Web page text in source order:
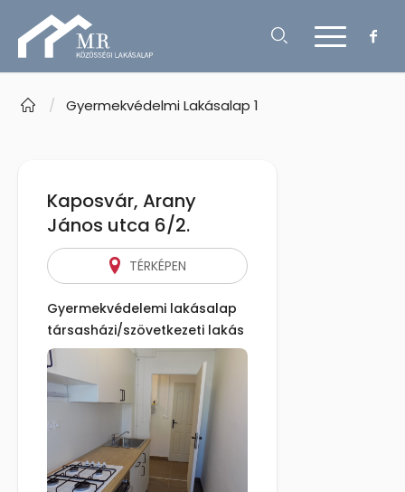
/ Gyermekvédelmi Lakásalap 1
Kaposvár, Arany
János utca 6/2.
TÉRKÉPEN
Gyermekvédelemi lakásalap
társasházi/szövetkezeti lakás